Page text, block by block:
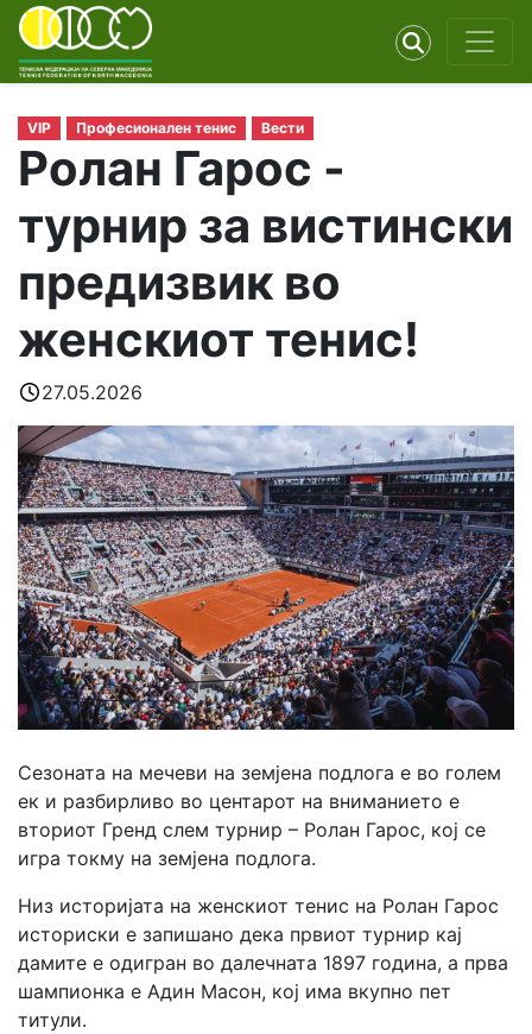
VIP Професионален тенис Вести
Ролан Гарос -
турнир за вистински
предизвик во
женскиот тенис!
27.05.2026
Сезоната на мечеви на земјена подлога е во голем
ек и разбирливо во центарот на вниманието е
вториот Гренд слем турнир – Ролан Гарос, кој се
игра токму на земјена подлога.
Низ историјата на женскиот тенис на Ролан Гарос
историски е запишано дека првиот турнир кај
дамите е одигран во далечната 1897 година, а прва
шампионка е Адин Масон, кој има вкупно пет
титули.